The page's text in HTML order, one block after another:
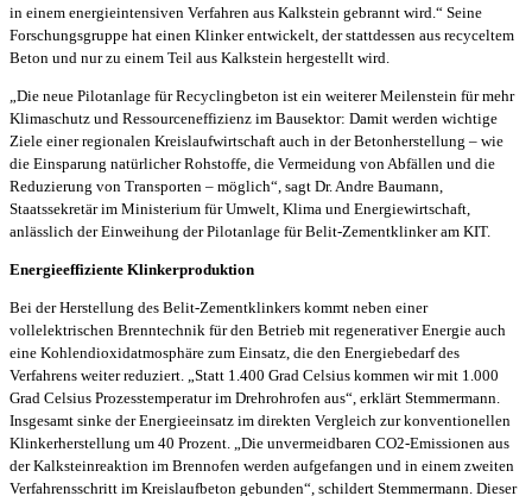
in einem energieintensiven Verfahren aus Kalkstein gebrannt wird.“ Seine
Forschungsgruppe hat einen Klinker entwickelt, der stattdessen aus recyceltem
Beton und nur zu einem Teil aus Kalkstein hergestellt wird.
„Die neue Pilotanlage für Recyclingbeton ist ein weiterer Meilenstein für mehr
Klimaschutz und Ressourceneffizienz im Bausektor: Damit werden wichtige
Ziele einer regionalen Kreislaufwirtschaft auch in der Betonherstellung – wie
die Einsparung natürlicher Rohstoffe, die Vermeidung von Abfällen und die
Reduzierung von Transporten – möglich“, sagt Dr. Andre Baumann,
Staatssekretär im Ministerium für Umwelt, Klima und Energiewirtschaft,
anlässlich der Einweihung der Pilotanlage für Belit-Zementklinker am KIT.
Energieeffiziente Klinkerproduktion
Bei der Herstellung des Belit-Zementklinkers kommt neben einer
vollelektrischen Brenntechnik für den Betrieb mit regenerativer Energie auch
eine Kohlendioxidatmosphäre zum Einsatz, die den Energiebedarf des
Verfahrens weiter reduziert. „Statt 1.400 Grad Celsius kommen wir mit 1.000
Grad Celsius Prozesstemperatur im Drehrohrofen aus“, erklärt Stemmermann.
Insgesamt sinke der Energieeinsatz im direkten Vergleich zur konventionellen
Klinkerherstellung um 40 Prozent. „Die unvermeidbaren CO2-Emissionen aus
der Kalksteinreaktion im Brennofen werden aufgefangen und in einem zweiten
Verfahrensschritt im Kreislaufbeton gebunden“, schildert Stemmermann. Dieser